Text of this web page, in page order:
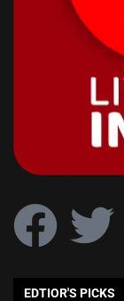
EDTIOR'S PICKS